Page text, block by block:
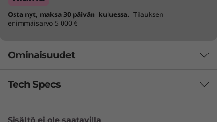
Osta nyt, maksa 30 päivän kuluessa. Tilauksen
enimmäisarvo 5 000 €
Ominaisuudet
Tech Specs
Suorituskyky
Sisältö ei ole saatavilla